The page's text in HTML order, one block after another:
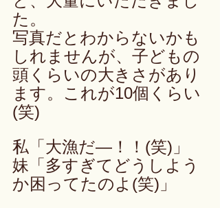
た。
写真だとわからないかも
しれませんが、子どもの
頭くらいの大きさがあり
ます。これが10個くらい
(笑)
私「大漁だ―！！(笑)」
妹「多すぎてどうしよう
か困ってたのよ(笑)」